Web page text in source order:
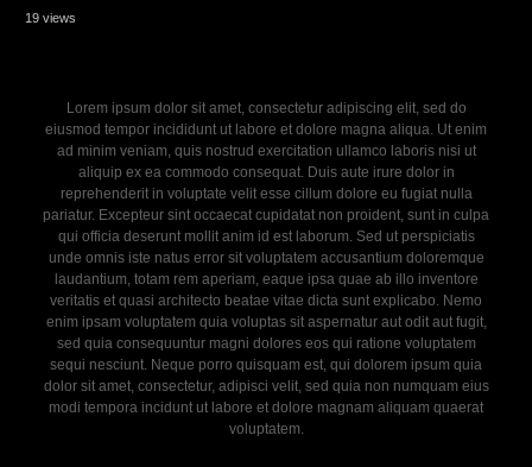
19 views
Lorem ipsum dolor sit amet, consectetur adipiscing elit, sed do
eiusmod tempor incididunt ut labore et dolore magna aliqua. Ut enim
ad minim veniam, quis nostrud exercitation ullamco laboris nisi ut
aliquip ex ea commodo consequat. Duis aute irure dolor in
reprehenderit in voluptate velit esse cillum dolore eu fugiat nulla
pariatur. Excepteur sint occaecat cupidatat non proident, sunt in culpa
qui officia deserunt mollit anim id est laborum. Sed ut perspiciatis
unde omnis iste natus error sit voluptatem accusantium doloremque
laudantium, totam rem aperiam, eaque ipsa quae ab illo inventore
veritatis et quasi architecto beatae vitae dicta sunt explicabo. Nemo
enim ipsam voluptatem quia voluptas sit aspernatur aut odit aut fugit,
sed quia consequuntur magni dolores eos qui ratione voluptatem
sequi nesciunt. Neque porro quisquam est, qui dolorem ipsum quia
dolor sit amet, consectetur, adipisci velit, sed quia non numquam eius
modi tempora incidunt ut labore et dolore magnam aliquam quaerat
voluptatem.